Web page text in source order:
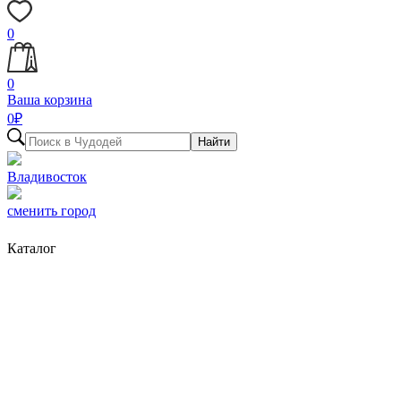
0
0
Ваша корзина
0₽
Найти
Владивосток
сменить город
Каталог